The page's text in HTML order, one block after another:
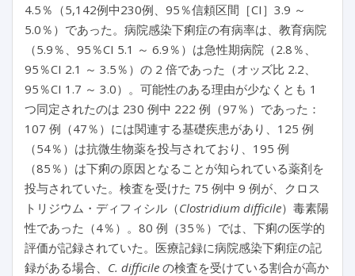
4.5％（5,142例中230例、95％信頼区間［CI］3.9 ～
5.0％）であった。病院感染下痢症の有病率は、教育病院
（5.9％、95％CI 5.1 ～ 6.9％）は急性期病院（2.8％、
95％CI 2.1 ～ 3.5％）の 2 倍であった（オッズ比 2.2、
95％CI 1.7 ～ 3.0）。可能性のある理由が少なくとも 1
つ同定されたのは 230 例中 222 例（97％）であった：
107 例（47％）には関連する基礎疾患があり、125 例
（54％）は抗微生物薬を投与されており、195 例
（85％）は下痢の原因となることが知られている薬剤を
投与されていた。検査を受けた 75 例中 9 例が、クロス
トリジウム・ディフィシル（Clostridium difficile）毒素陽
性であった（4％）。80 例（35％）では、下痢の医学的
評価が記録されていた。医療記録に病院感染下痢症の記
録がある場合、 C. difficile の検査を受けている割合が高か